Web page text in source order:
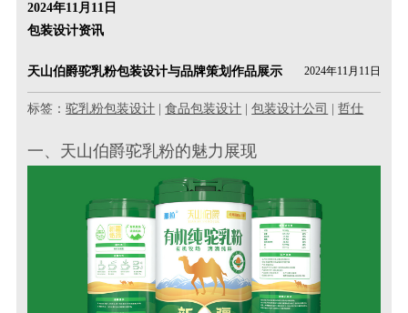
2024年11月11日
包装设计资讯
天山伯爵驼乳粉包装设计与品牌策划作品展示 2024年11月11日
标签：驼乳粉包装设计 |食品包装设计 |包装设计公司 |哲仕
一、天山伯爵驼乳粉的魅力展现